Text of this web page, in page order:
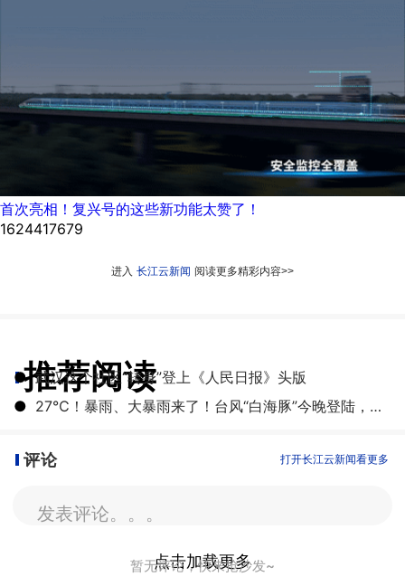
首次亮相！复兴号的这些新功能太赞了！
1624417679
进入 长江云新闻 阅读更多精彩内容>>
推荐阅读
● 武汉这个社区“转身”登上《人民日报》头版
●
27℃！暴雨、大暴雨来了！台风“白海豚”今晚登陆，湖北开启降雨降温模式
评论 打开长江云新闻看更多
发表评论。。。
暂无评论，快来抢沙发~
点击加载更多